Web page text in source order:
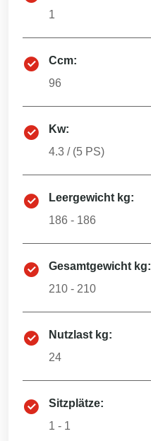
1
Ccm:
96
Kw:
4.3 / (5 PS)
Leergewicht kg:
186 - 186
Gesamtgewicht kg:
210 - 210
Nutzlast kg:
24
Sitzplätze:
1 - 1